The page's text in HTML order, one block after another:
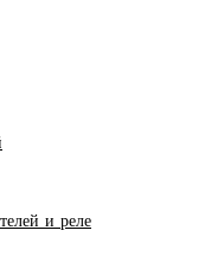
и реле